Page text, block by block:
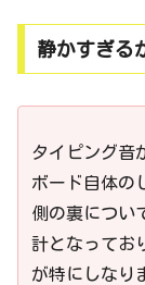
静かすぎる
タイピング音
ボード自体の
側の裏につい
計となってお
が特にしなり